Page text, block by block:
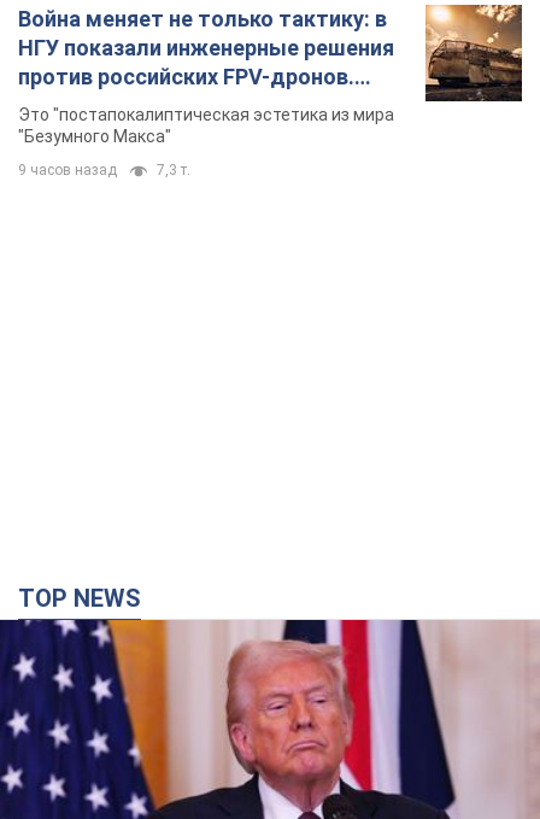
Война меняет не только тактику: в
НГУ показали инженерные решения
против российских FPV-дронов.
Фото
Это "постапокалиптическая эстетика из мира
"Безумного Макса"
9 часов назад 7,3 т.
TOP NEWS